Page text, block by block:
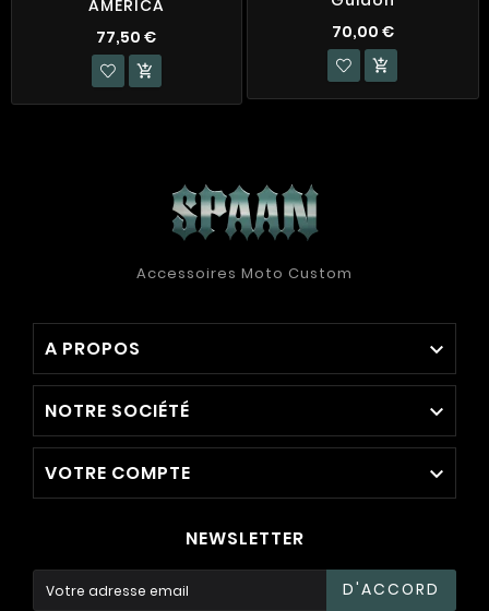
AMERICA
77,50 €

70,00 €

Accessoires Moto Custom
A PROPOS 
NOTRE SOCIÉTÉ 
VOTRE COMPTE 
NEWSLETTER
D'ACCORD